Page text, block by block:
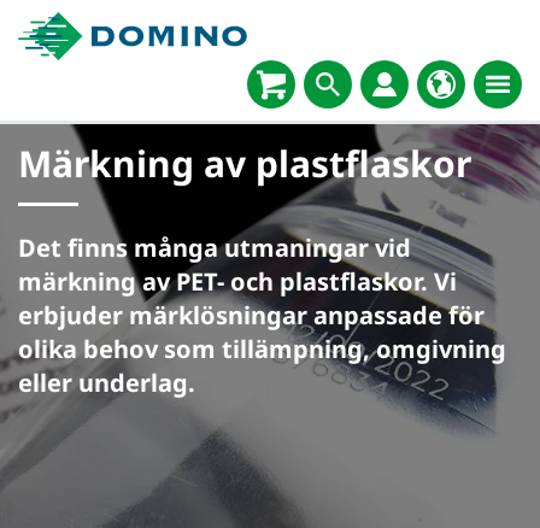
Märkning av plastflaskor
Det finns många utmaningar vid
märkning av PET- och plastflaskor. Vi
erbjuder märklösningar anpassade för
olika behov som tillämpning, omgivning
eller underlag.